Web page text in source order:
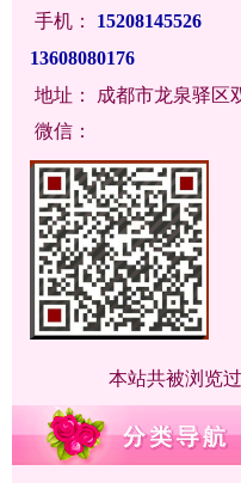
手机：
15208145526
13608080176
地址： 成都市龙泉驿区
微信：
本站共被浏览